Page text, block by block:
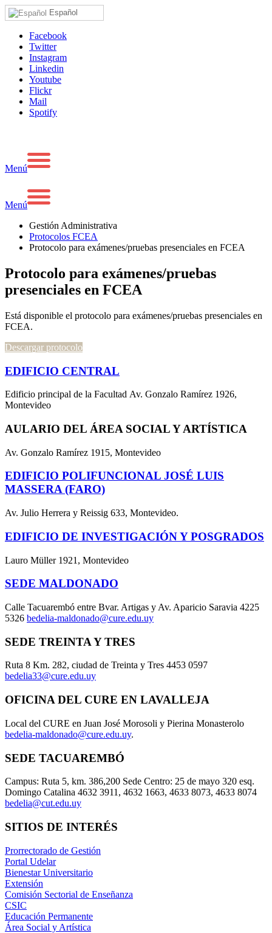
Español
Facebook
Twitter
Instagram
Linkedin
Youtube
Flickr
Mail
Spotify
Menú
Menú
Gestión Administrativa
Protocolos FCEA
Protocolo para exámenes/pruebas presenciales en FCEA
Protocolo para exámenes/pruebas
presenciales en FCEA
Está disponible el protocolo para exámenes/pruebas presenciales en
FCEA.
Descargar protocolo
EDIFICIO CENTRAL
Edificio principal de la Facultad Av. Gonzalo Ramírez 1926,
Montevideo
AULARIO DEL ÁREA SOCIAL Y ARTÍSTICA
Av. Gonzalo Ramírez 1915, Montevideo
EDIFICIO POLIFUNCIONAL JOSÉ LUIS
MASSERA (FARO)
Av. Julio Herrera y Reissig 633, Montevideo.
EDIFICIO DE INVESTIGACIÓN Y POSGRADOS
Lauro Müller 1921, Montevideo
SEDE MALDONADO
Calle Tacuarembó entre Bvar. Artigas y Av. Aparicio Saravia 4225
5326 bedelia-maldonado@cure.edu.uy
SEDE TREINTA Y TRES
Ruta 8 Km. 282, ciudad de Treinta y Tres 4453 0597
bedelia33@cure.edu.uy
OFICINA DEL CURE EN LAVALLEJA
Local del CURE en Juan José Morosoli y Pierina Monasterolo
bedelia-maldonado@cure.edu.uy.
SEDE TACUAREMBÓ
Campus: Ruta 5, km. 386,200 Sede Centro: 25 de mayo 320 esq.
Domingo Catalina 4632 3911, 4632 1663, 4633 8073, 4633 8074
bedelia@cut.edu.uy
SITIOS DE INTERÉS
Prorrectorado de Gestión
Portal Udelar
Bienestar Universitario
Extensión
Comisión Sectorial de Enseñanza
CSIC
Educación Permanente
Área Social y Artística